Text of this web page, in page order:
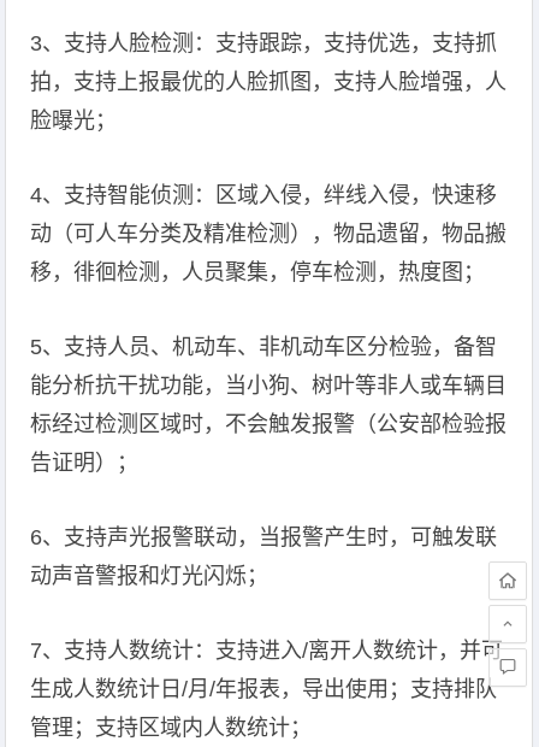
3、支持人脸检测：支持跟踪，支持优选，支持抓
拍，支持上报最优的人脸抓图，支持人脸增强，人
脸曝光；
4、支持智能侦测：区域入侵，绊线入侵，快速移
动（可人车分类及精准检测），物品遗留，物品搬
移，徘徊检测，人员聚集，停车检测，热度图；
5、支持人员、机动车、非机动车区分检验，备智
能分析抗干扰功能，当小狗、树叶等非人或车辆目
标经过检测区域时，不会触发报警（公安部检验报
告证明）；
6、支持声光报警联动，当报警产生时，可触发联
动声音警报和灯光闪烁；
7、支持人数统计：支持进入/离开人数统计，并可
生成人数统计日/月/年报表，导出使用；支持排队
管理；支持区域内人数统计；